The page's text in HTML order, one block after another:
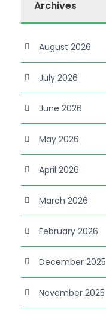
Archives
August 2026
July 2026
June 2026
May 2026
April 2026
March 2026
February 2026
December 2025
November 2025